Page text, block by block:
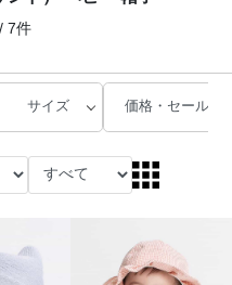
7件
サイズ 価格・セール